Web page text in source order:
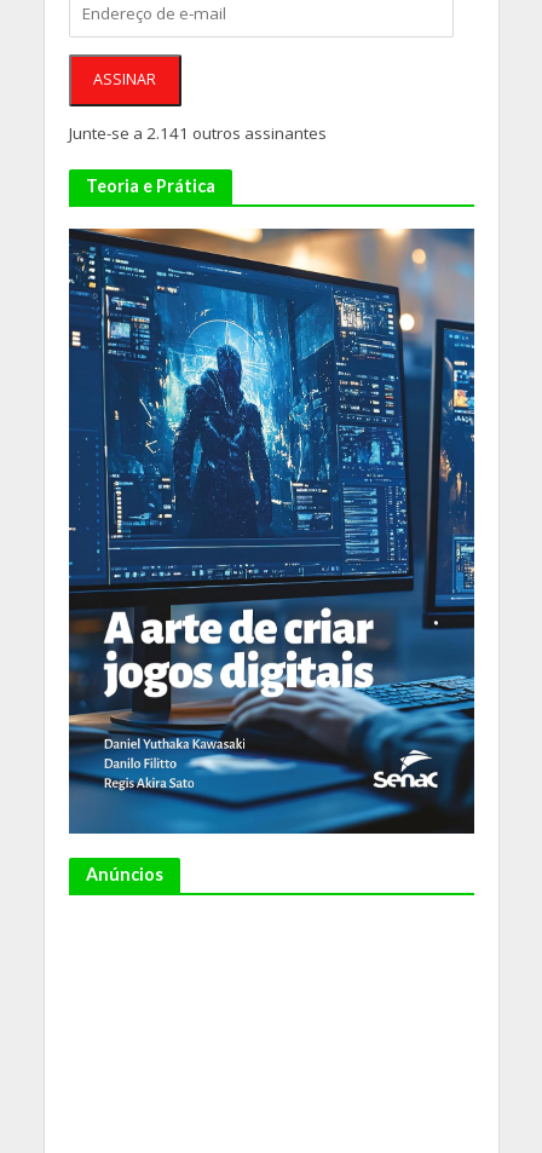
de
ASSINAR
Junte-se a 2.141 outros assinantes
Teoria e Prática
Anúncios